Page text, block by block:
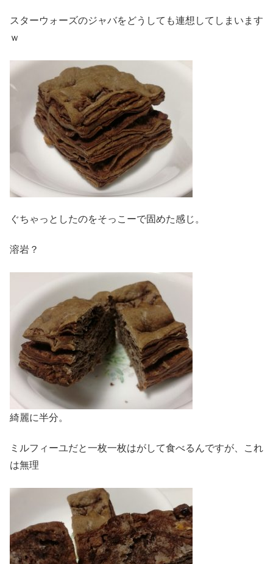
スターウォーズのジャバをどうしても連想してしまいます
ｗ
ぐちゃっとしたのをそっこーで固めた感じ。
溶岩？
綺麗に半分。
ミルフィーユだと一枚一枚はがして食べるんですが、これ
は無理